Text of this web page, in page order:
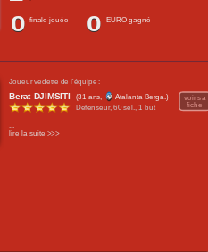
0 finale jouée 0 EURO gagné
Joueur vedette de l'équipe :
Berat DJIMSITI (31 ans, Atalanta Berga.) voir sa
fiche
Défenseur, 60 sél.,1 but
lire la suite >>>